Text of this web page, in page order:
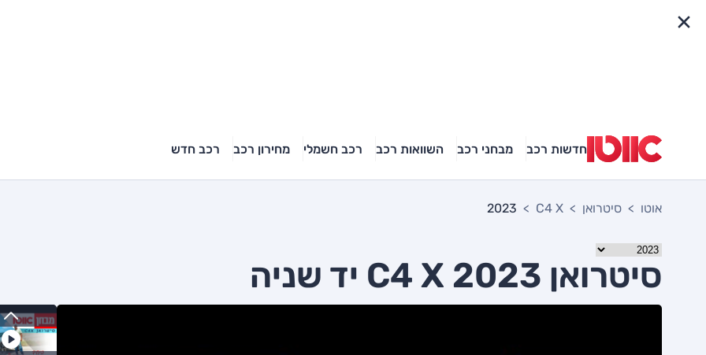
חדשות רכב מבחני רכב השוואות רכב רכב חשמלי מחירון רכב רכב חדש
אוטו סיטרואן C4 X
2023
סיטרואן C4 X 2023 יד שניה